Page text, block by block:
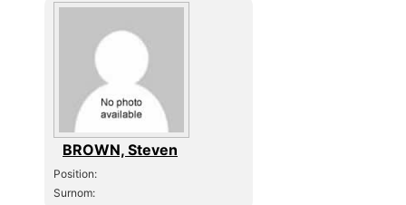
BROWN, Steven
Position:
Surnom: